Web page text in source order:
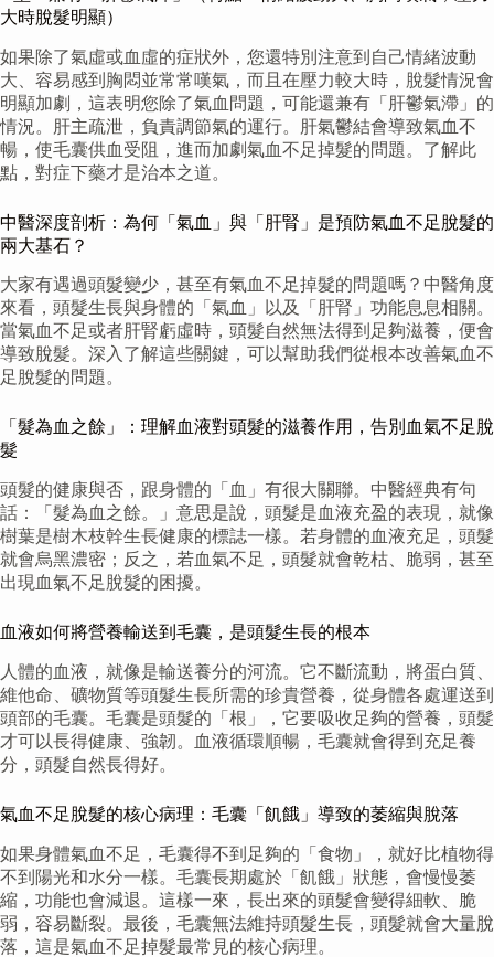
大時脫髮明顯）
如果除了氣虛或血虛的症狀外，您還特別注意到自己情緒波動
大、容易感到胸悶並常常嘆氣，而且在壓力較大時，脫髮情況會
明顯加劇，這表明您除了氣血問題，可能還兼有「肝鬱氣滯」的
情況。肝主疏泄，負責調節氣的運行。肝氣鬱結會導致氣血不
暢，使毛囊供血受阻，進而加劇氣血不足掉髮的問題。了解此
點，對症下藥才是治本之道。
中醫深度剖析：為何「氣血」與「肝腎」是預防氣血不足脫髮的
兩大基石？
大家有遇過頭髮變少，甚至有氣血不足掉髮的問題嗎？中醫角度
來看，頭髮生長與身體的「氣血」以及「肝腎」功能息息相關。
當氣血不足或者肝腎虧虛時，頭髮自然無法得到足夠滋養，便會
導致脫髮。深入了解這些關鍵，可以幫助我們從根本改善氣血不
足脫髮的問題。
「髮為血之餘」：理解血液對頭髮的滋養作用，告別血氣不足脫
髮
頭髮的健康與否，跟身體的「血」有很大關聯。中醫經典有句
話：「髮為血之餘。」意思是說，頭髮是血液充盈的表現，就像
樹葉是樹木枝幹生長健康的標誌一樣。若身體的血液充足，頭髮
就會烏黑濃密；反之，若血氣不足，頭髮就會乾枯、脆弱，甚至
出現血氣不足脫髮的困擾。
血液如何將營養輸送到毛囊，是頭髮生長的根本
人體的血液，就像是輸送養分的河流。它不斷流動，將蛋白質、
維他命、礦物質等頭髮生長所需的珍貴營養，從身體各處運送到
頭部的毛囊。毛囊是頭髮的「根」，它要吸收足夠的營養，頭髮
才可以長得健康、強韌。血液循環順暢，毛囊就會得到充足養
分，頭髮自然長得好。
氣血不足脫髮的核心病理：毛囊「飢餓」導致的萎縮與脫落
如果身體氣血不足，毛囊得不到足夠的「食物」，就好比植物得
不到陽光和水分一樣。毛囊長期處於「飢餓」狀態，會慢慢萎
縮，功能也會減退。這樣一來，長出來的頭髮會變得細軟、脆
弱，容易斷裂。最後，毛囊無法維持頭髮生長，頭髮就會大量脫
落，這是氣血不足掉髮最常見的核心病理。